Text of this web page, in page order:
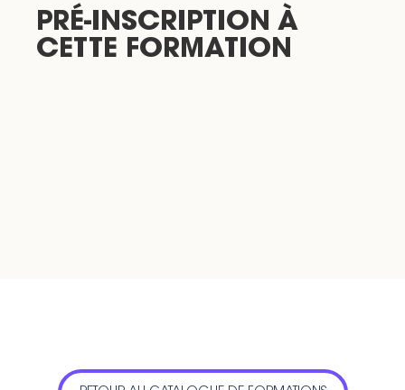
PRÉ-INSCRIPTION À
CETTE FORMATION